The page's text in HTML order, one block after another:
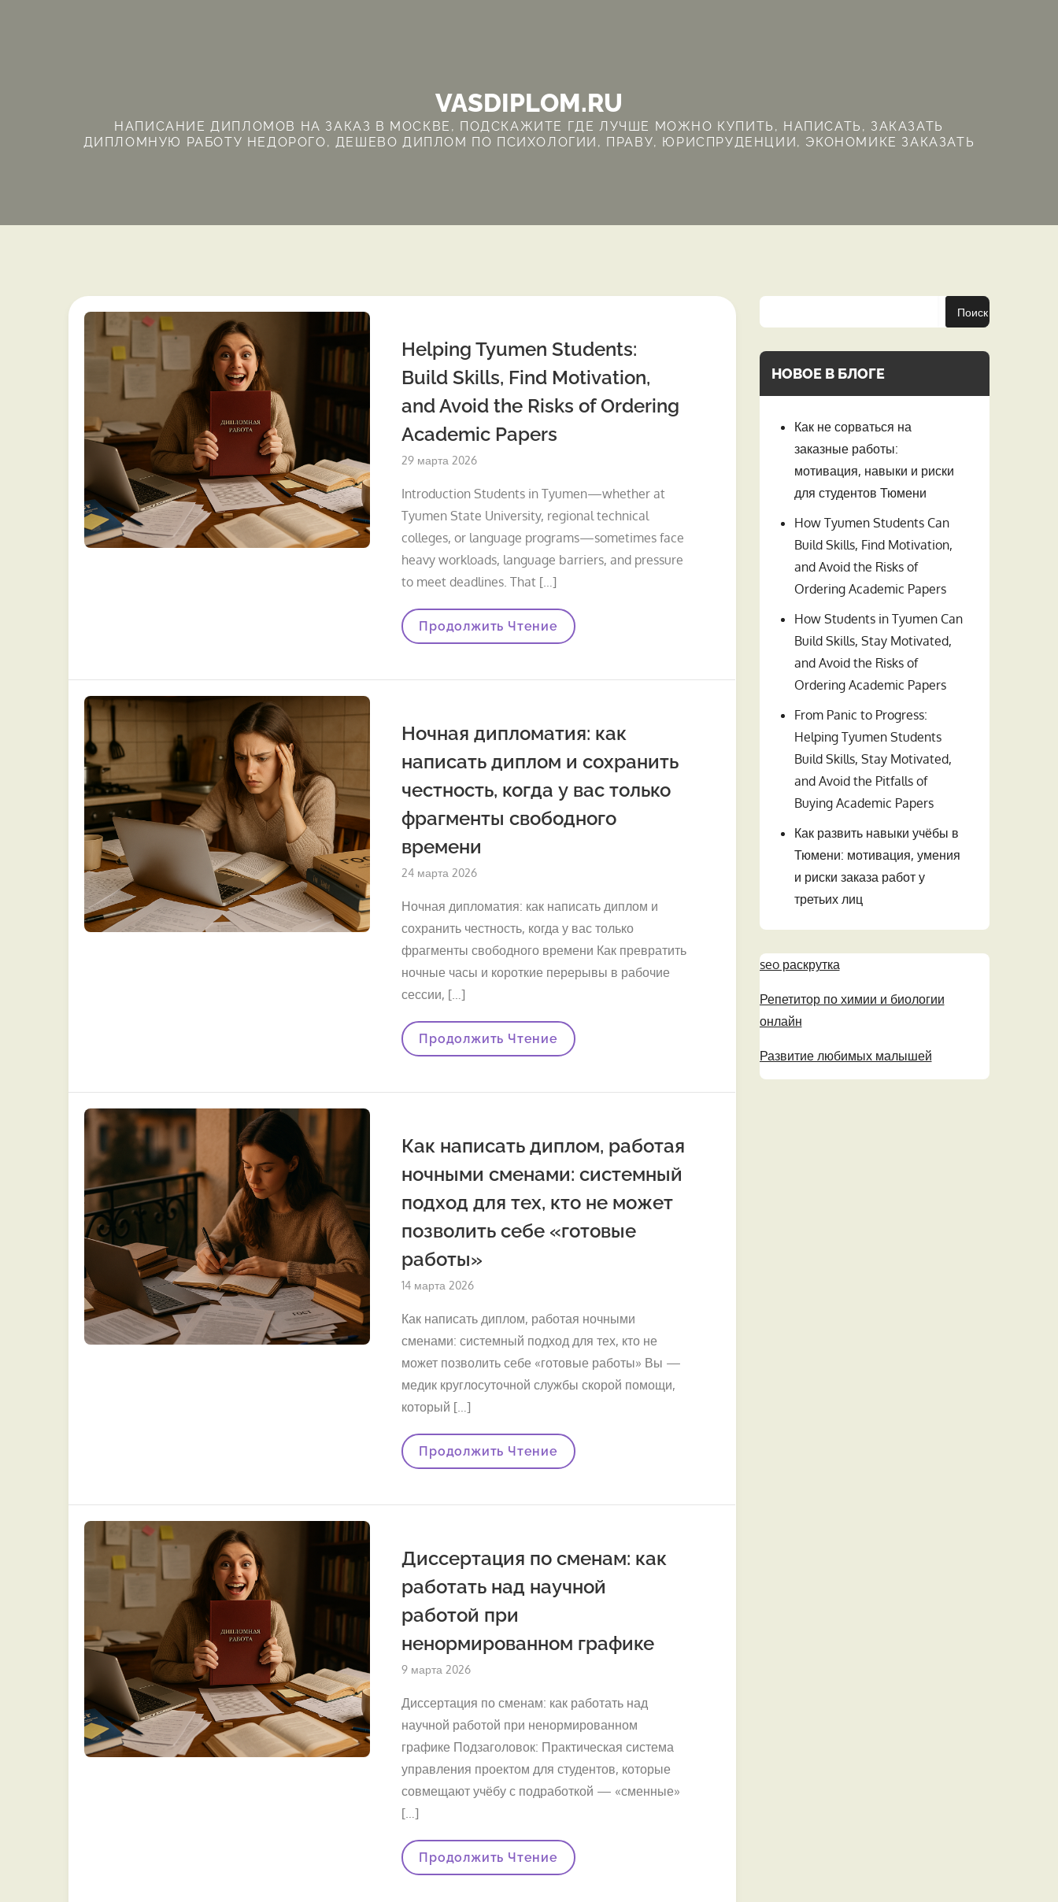
VASDIPLOM.RU
НАПИСАНИЕ ДИПЛОМОВ НА ЗАКАЗ В МОСКВЕ, ПОДСКАЖИТЕ ГДЕ ЛУЧШЕ МОЖНО КУПИТЬ, НАПИСАТЬ, ЗАКАЗАТЬ
ДИПЛОМНУЮ РАБОТУ НЕДОРОГО, ДЕШЕВО ДИПЛОМ ПО ПСИХОЛОГИИ, ПРАВУ, ЮРИСПРУДЕНЦИИ, ЭКОНОМИКЕ ЗАКАЗАТЬ
Helping Tyumen Students:
Build Skills, Find Motivation,
and Avoid the Risks of Ordering
Academic Papers
Опубликовано
29 марта 2026
Introduction Students in Tyumen—whether at
Tyumen State University, regional technical
colleges, or language programs—sometimes face
heavy workloads, language barriers, and pressure
to meet deadlines. That […]
Helping
Tyumen
Skills,
Avoid
Risks
Of
Ordering
Academic
Papers
Продолжить Чтение
Ночная дипломатия: как
написать диплом и сохранить
честность, когда у вас только
фрагменты свободного
времени
Опубликовано
24 марта 2026
Ночная дипломатия: как написать диплом и
сохранить честность, когда у вас только
фрагменты свободного времени Как превратить
ночные часы и короткие перерывы в рабочие
сессии, […]
Ночная
Дипломатия:
Диплом
Когда
Вас
Только
Фрагменты
Свободного
Времени
Продолжить Чтение
Как написать диплом, работая
ночными сменами: системный
подход для тех, кто не может
позволить себе «готовые
работы»
Опубликовано
14 марта 2026
Как написать диплом, работая ночными
сменами: системный подход для тех, кто не
может позволить себе «готовые работы» Вы —
медик круглосуточной службы скорой помощи,
который […]
Как
Написать
Ночными
Для
Кто
Не
Может
Позволить
Себе
«готовые
Работы»
Продолжить Чтение
Диссертация по сменам: как
работать над научной
работой при
ненормированном графике
Опубликовано
9 марта 2026
Диссертация по сменам: как работать над
научной работой при ненормированном
графике Подзаголовок: Практическая система
управления проектом для студентов, которые
совмещают учёбу с подработкой — «сменные»
[…]
Диссертация
По
Продолжить Чтение
Поиск
НОВОЕ В БЛОГЕ
Как не сорваться на
заказные работы:
мотивация, навыки и риски
для студентов Тюмени
How Tyumen Students Can
Build Skills, Find Motivation,
and Avoid the Risks of
Ordering Academic Papers
How Students in Tyumen Can
Build Skills, Stay Motivated,
and Avoid the Risks of
Ordering Academic Papers
From Panic to Progress:
Helping Tyumen Students
Build Skills, Stay Motivated,
and Avoid the Pitfalls of
Buying Academic Papers
Как развить навыки учёбы в
Тюмени: мотивация, умения
и риски заказа работ у
третьих лиц
seo раскрутка
Репетитор по химии и биологии
онлайн
Развитие любимых малышей